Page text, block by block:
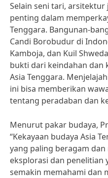
Selain seni tari,
penting dalam
Tenggara. Bangunan-
Candi Borobudur di
Kamboja, dan Kuil
bukti dari keindahan dan
Asia Tenggara.
ini bisa memberikan
tentang peradaban dan
Menurut pakar budaya,
“Kekayaan budaya Asia
yang paling beragam
eksplorasi dan penelitian
semakin memahami dan